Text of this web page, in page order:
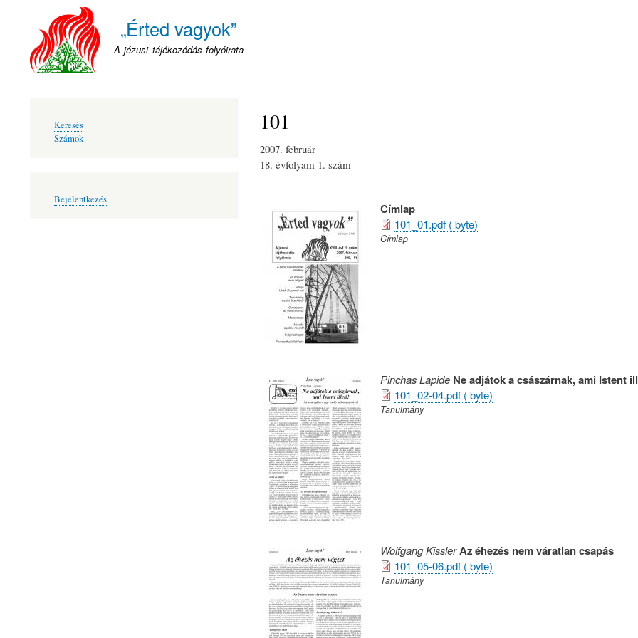
„Érted vagyok”
A jézusi tájékozódás folyóirata
101
2007. február
18. évfolyam 1. szám
Címlap
101_01.pdf ( byte)
Címlap
Pinchas Lapide Ne adjátok a császárnak, ami Istent
101_02-04.pdf ( byte)
Tanulmány
Wolfgang KisslerAz éhezés nem váratlan csapás
101_05-06.pdf ( byte)
Tanulmány
navigáció
Keresés
Számok
fiók
Bejelentkezés